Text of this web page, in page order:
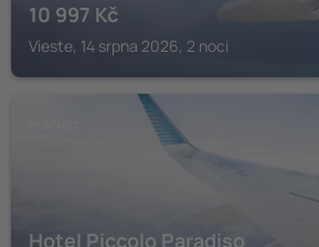
10 997 Kč
Vieste, 14 srpna 2026, 2 noci
Hotel Piccolo Paradiso